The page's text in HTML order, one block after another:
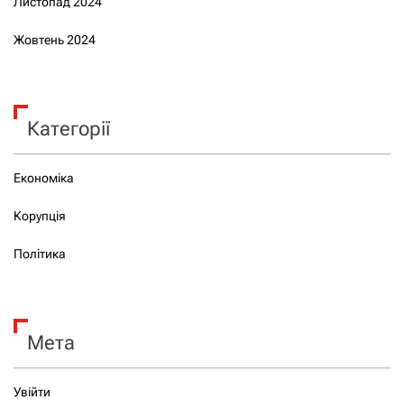
Жовтень 2024
Категорії
Економіка
Корупція
Політика
Мета
Увійти